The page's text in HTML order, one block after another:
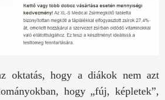
oktatás, hogy a diákok nem azt
hogy „fúj, képletek”,